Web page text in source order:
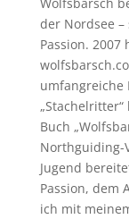
der Nordsee
Passion.
umfangreiche
Buch
Northguiding-
Jugend
Passion, dem
ich mit